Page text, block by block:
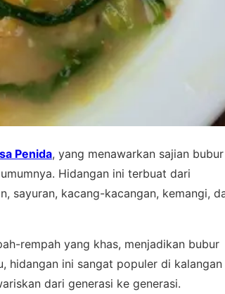
Penida, yang menawarkan sajian bubur
Hidangan ini terbuat dari
sayuran, kacang-kacangan, kemangi,
rempah yang khas, menjadikan bubur
hidangan ini sangat populer di kalangan
dari generasi ke generasi.